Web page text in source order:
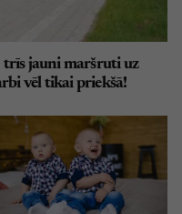
trīs jauni maršruti uz
vēl tikai priekšā!